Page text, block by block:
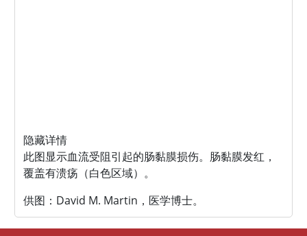
隐藏详情
此图显示血流受阻引起的肠黏膜损伤。肠黏膜发红，
覆盖有溃疡（白色区域）。
供图：David M. Martin，医学博士。